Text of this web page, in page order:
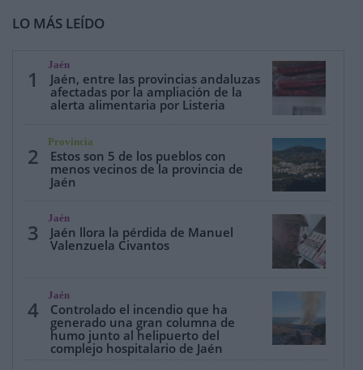
LO MÁS LEÍDO
1
Jaén
Jaén, entre las provincias andaluzas
afectadas por la ampliación de la
alerta alimentaria por Listeria
2
Provincia
Estos son 5 de los pueblos con
menos vecinos de la provincia de
Jaén
3
Jaén
Jaén llora la pérdida de Manuel
Valenzuela Civantos
4
Jaén
Controlado el incendio que ha
generado una gran columna de
humo junto al helipuerto del
complejo hospitalario de Jaén